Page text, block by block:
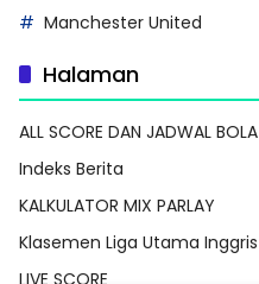
Manchester United
Halaman
ALL SCORE DAN JADWAL BOLA
Indeks Berita
KALKULATOR MIX PARLAY
Klasemen Liga Utama Inggris